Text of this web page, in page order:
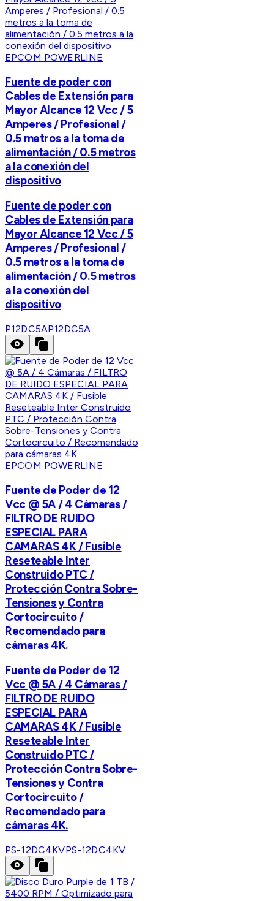
EPCOM POWERLINE
Fuente de poder con
Cables de Extensión para
Mayor Alcance 12 Vcc / 5
Amperes / Profesional /
0.5 metros a la toma de
alimentación / 0.5 metros
a la conexión del
dispositivo
Fuente de poder con
Cables de Extensión para
Mayor Alcance 12 Vcc / 5
Amperes / Profesional /
0.5 metros a la toma de
alimentación / 0.5 metros
a la conexión del
dispositivo
P12DC5AP12DC5A
EPCOM POWERLINE
Fuente de Poder de 12
Vcc @ 5A / 4 Cámaras /
FILTRO DE RUIDO
ESPECIAL PARA
CAMARAS 4K / Fusible
Reseteable Inter
Construido PTC /
Protección Contra Sobre-
Tensiones y Contra
Cortocircuito /
Recomendado para
cámaras 4K.
Fuente de Poder de 12
Vcc @ 5A / 4 Cámaras /
FILTRO DE RUIDO
ESPECIAL PARA
CAMARAS 4K / Fusible
Reseteable Inter
Construido PTC /
Protección Contra Sobre-
Tensiones y Contra
Cortocircuito /
Recomendado para
cámaras 4K.
PS-12DC4KVPS-12DC4KV